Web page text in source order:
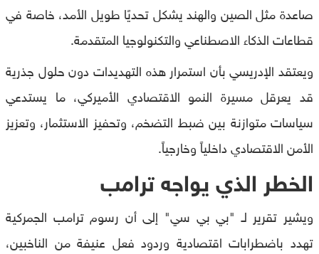
صاعدة مثل الصين والهند يشكل تحديًا طويل الأمد، خاصة في
قطاعات الذكاء الاصطناعي والتكنولوجيا المتقدمة.
ويعتقد الإدريسي بأن استمرار هذه التهديدات دون حلول جذرية
قد يعرقل مسيرة النمو الاقتصادي الأميركي، ما يستدعي
سياسات متوازنة بين ضبط التضخم، وتحفيز الاستثمار، وتعزيز
الأمن الاقتصادي داخلياً وخارجياً.
الخطر الذي يواجه ترامب
ويشير تقرير لـ "بي بي سي" إلى أن رسوم ترامب الجمركية
تهدد باضطرابات اقتصادية وردود فعل عنيفة من الناخبين،